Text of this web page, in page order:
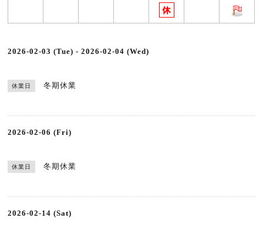
2026-02-03 (Tue) - 2026-02-04 (Wed)
休業日 冬期休業
2026-02-06 (Fri)
休業日 冬期休業
2026-02-14 (Sat)